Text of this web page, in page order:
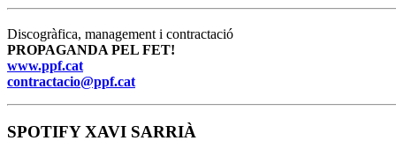
Discogràfica, management i contractació
PROPAGANDA PEL FET!
www.ppf.cat
contractacio@ppf.cat
SPOTIFY XAVI SARRIÀ